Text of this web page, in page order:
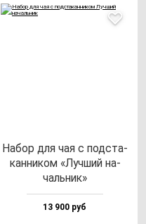
Набор для чая с под­ста­
кан­ни­ком «Луч­ший на­
чаль­ник»
13 900 руб